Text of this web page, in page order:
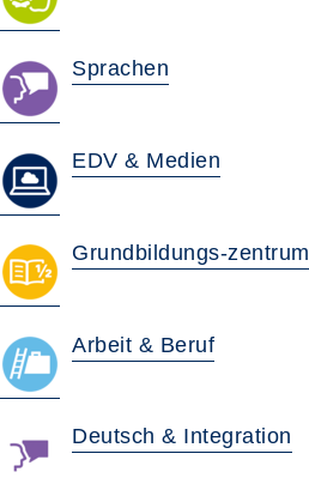
Sprachen
EDV & Medien
Grundbildungs-zentrum
Arbeit & Beruf
Deutsch & Integration